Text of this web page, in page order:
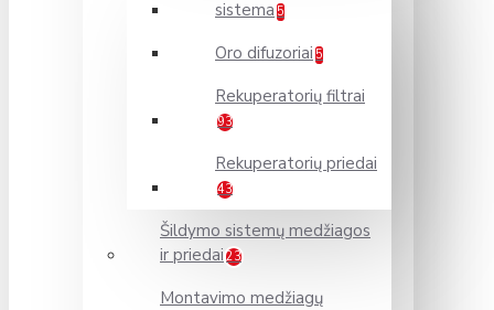
sistema 5
Oro difuzoriai 5
Rekuperatorių filtrai
93
Rekuperatorių priedai
43
Šildymo sistemų medžiagos
ir priedai 23
Montavimo medžiagų